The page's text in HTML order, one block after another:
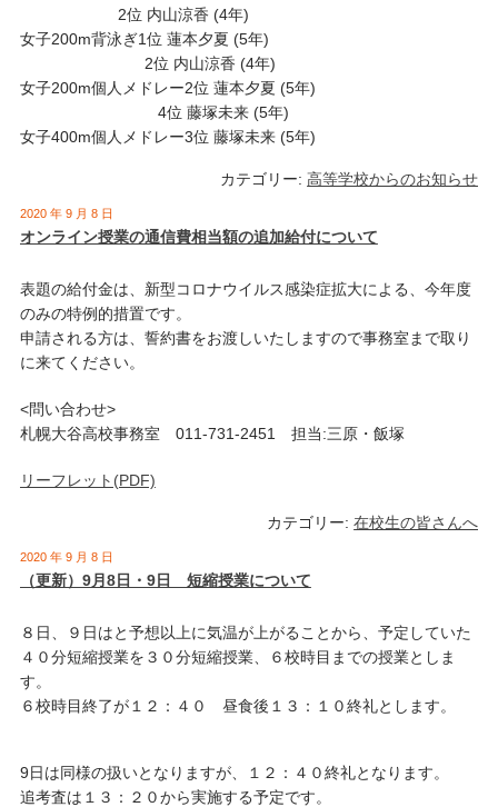
2位 内山涼香 (4年)
女子200m背泳ぎ1位 蓮本夕夏 (5年)
2位 内山涼香 (4年)
女子200m個人メドレー2位 蓮本夕夏 (5年)
4位 藤塚未来 (5年)
女子400m個人メドレー3位 藤塚未来 (5年)
カテゴリー:高等学校からのお知らせ
2020 年 9 月 8 日
オンライン授業の通信費相当額の追加給付について
表題の給付金は、新型コロナウイルス感染症拡大による、今年度
のみの特例的措置です。
申請される方は、誓約書をお渡しいたしますので事務室まで取り
に来てください。
<問い合わせ>
札幌大谷高校事務室 011-731-2451 担当:三原・飯塚
リーフレット(PDF)
カテゴリー:在校生の皆さんへ
2020 年 9 月 8 日
（更新）9月8日・9日 短縮授業について
８日、９日はと予想以上に気温が上がることから、予定していた
４０分短縮授業を３０分短縮授業、６校時目までの授業としま
す。
６校時目終了が１２：４０ 昼食後１３：１０終礼とします。
9日は同様の扱いとなりますが、１２：４０終礼となります。
追考査は１３：２０から実施する予定です。